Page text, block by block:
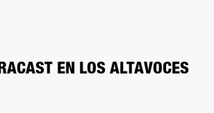
EN LOS ALTAVOCES